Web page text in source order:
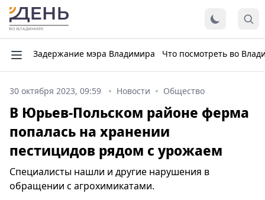
Задержание мэра Владимира Что посмотреть во
30 октября 2023, 09:59 Новости Общество
В Юрьев-Польском районе ферма
попалась на хранении
пестицидов рядом с урожаем
Специалисты нашли и другие нарушения в
обращении с агрохимикатами.